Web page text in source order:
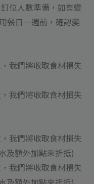
位人數準備，如有變
餐日一週前，確認變
我們將收取食材損失
我們將收取食材損失
我們將收取食材損失
及額外加點來折抵)
我們將收取食材損失